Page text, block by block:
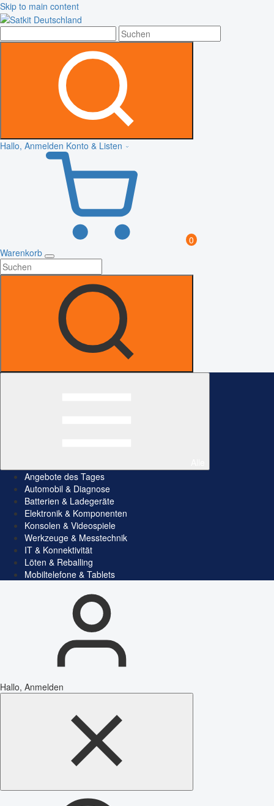
Skip to main content
Hallo, Anmelden Konto & Listen
0
Warenkorb
Angebote des Tages
Automobil & Diagnose
Batterien & Ladegeräte
Elektronik & Komponenten
Konsolen & Videospiele
Werkzeuge & Messtechnik
IT & Konnektivität
Löten & Reballing
Mobiltelefone & Tablets
Hallo, Anmelden